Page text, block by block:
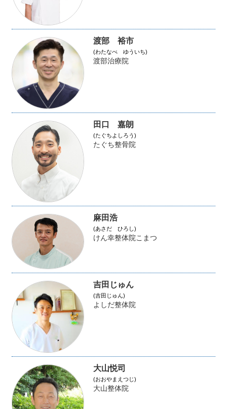
渡部 裕市
(わたなべ ゆういち)
渡部治療院
田口 嘉朗
(たぐちよしろう)
たぐち整骨院
麻田浩
(あさだ ひろし)
けん幸整体院こまつ
吉田じゅん
(吉田じゅん)
よしだ整体院
大山悦司
(おおやまえつじ)
大山整体院